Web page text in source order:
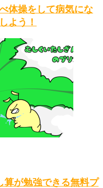
体操をして病気にな
よう！
算が勉強できる無料プ